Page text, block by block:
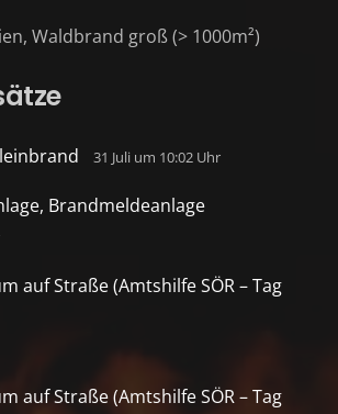
Waldbrand groß (> 1000m²)
31 Juli um 10:02 Uhr
Brandmeldeanlage
auf Straße (Amtshilfe SÖR – Tag
auf Straße (Amtshilfe SÖR – Tag